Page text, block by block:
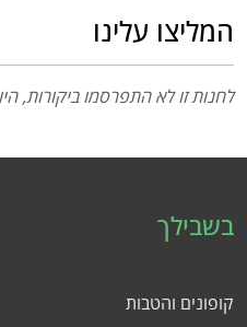
המליצו עלינו
לחנות זו לא התפרסמו ביקורות,
בשבילך
קופונים והטבות